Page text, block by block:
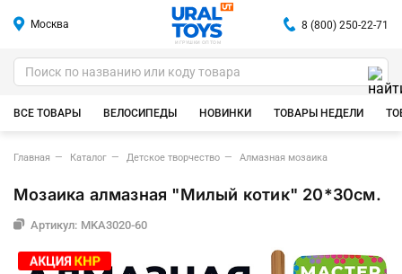
Москва
ИГРУШКИ ОПТОМ
8 (800) 250-22-71
ВСЕ ТОВАРЫ ВЕЛОСИПЕДЫ НОВИНКИ ТОВАРЫ НЕДЕЛИ
Главная Каталог Детское творчество Алмазная мозаика
Мозаика алмазная "Милый котик" 20*30см.
Артикул: MKA3020-60